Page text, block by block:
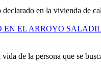
en la vivienda de
EN EL ARROYO
de la persona que se